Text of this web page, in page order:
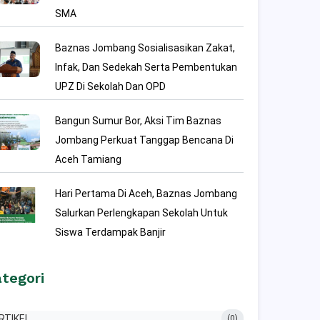
SMA
Baznas Jombang Sosialisasikan Zakat,
Infak, Dan Sedekah Serta Pembentukan
UPZ Di Sekolah Dan OPD
Bangun Sumur Bor, Aksi Tim Baznas
Jombang Perkuat Tanggap Bencana Di
Aceh Tamiang
Hari Pertama Di Aceh, Baznas Jombang
Salurkan Perlengkapan Sekolah Untuk
Siswa Terdampak Banjir